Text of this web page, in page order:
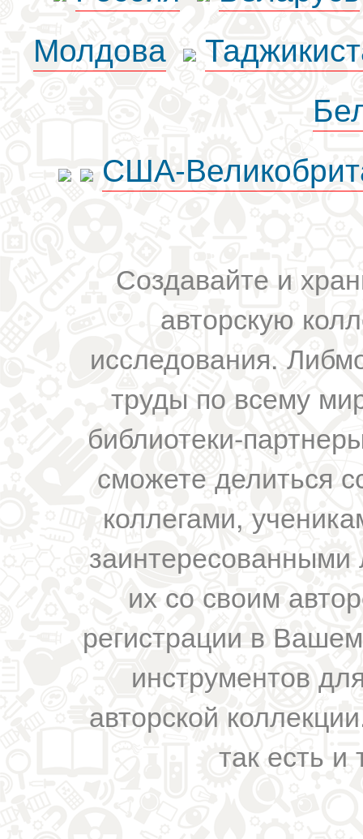
Молдова
США-
Создавайте и
авторскую
исследования.
труды по всему
библиотеки-
сможете делиться
коллегами,
их со своим
регистрации в
инструментов
авторской
так есть и